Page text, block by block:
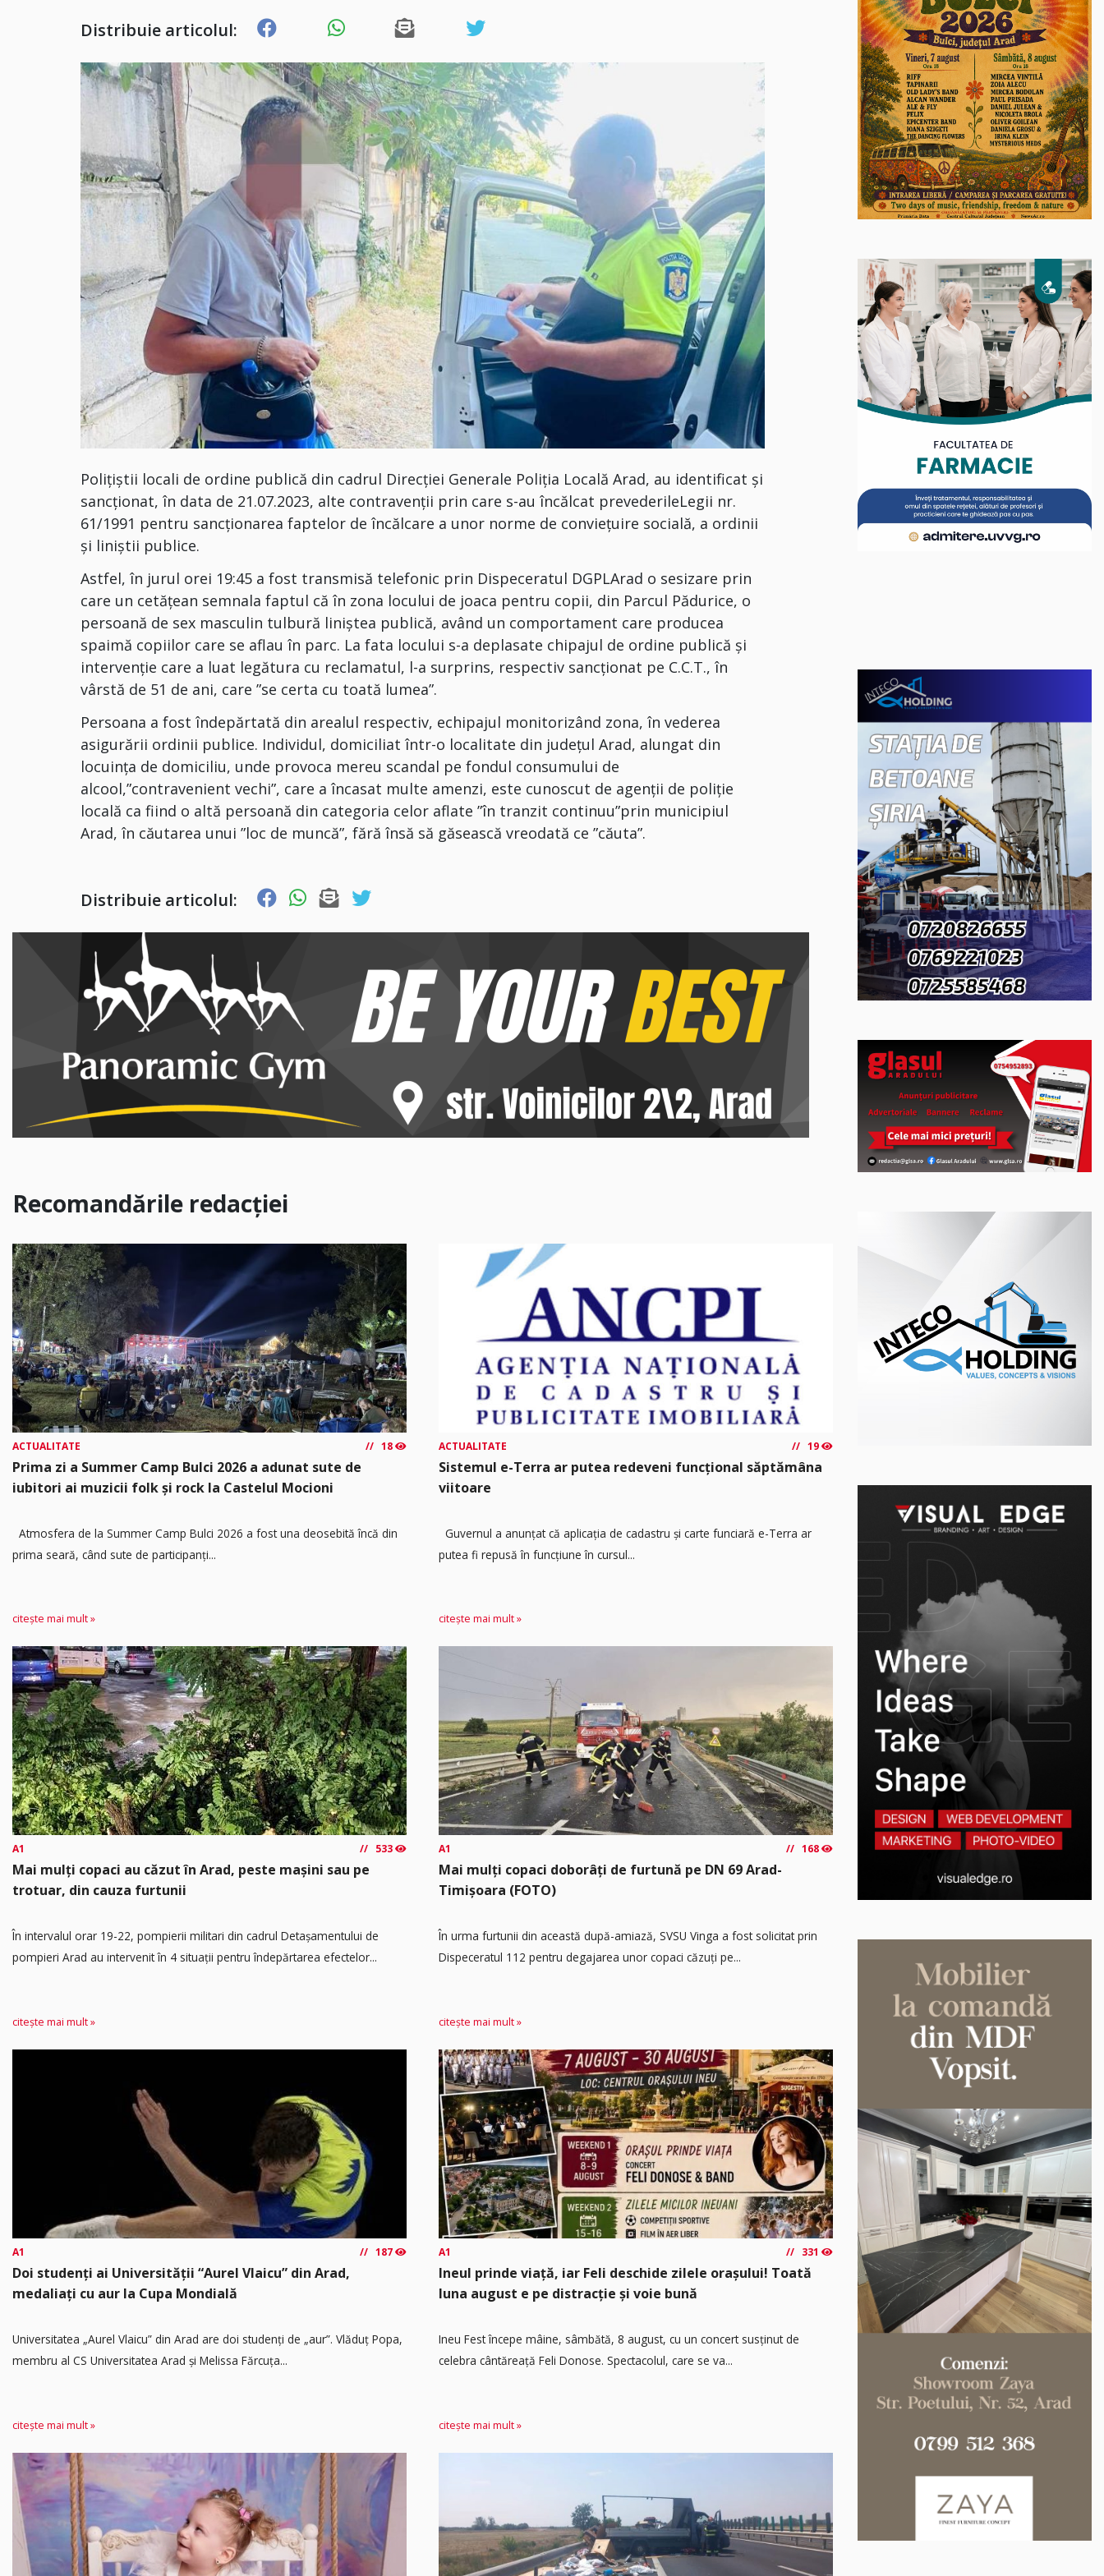
Distribuie articolul:
Polițiștii locali de ordine publică din cadrul Direcției Generale Poliția Locală Arad, au identificat și
sancționat, în data de 21.07.2023, alte contravenții prin care s-au încălcat prevederileLegii nr.
61/1991 pentru sancționarea faptelor de încălcare a unor norme de conviețuire socială, a ordinii
și liniștii publice.
Astfel, în jurul orei 19:45 a fost transmisă telefonic prin Dispeceratul DGPLArad o sesizare prin
care un cetățean semnala faptul că în zona locului de joaca pentru copii, din Parcul Pădurice, o
persoană de sex masculin tulbură liniștea publică, având un comportament care producea
spaimă copiilor care se aflau în parc. La fata locului s-a deplasate chipajul de ordine publică și
intervenție care a luat legătura cu reclamatul, l-a surprins, respectiv sancționat pe C.C.T., în
vârstă de 51 de ani, care ”se certa cu toată lumea”.
Persoana a fost îndepărtată din arealul respectiv, echipajul monitorizând zona, în vederea
asigurării ordinii publice. Individul, domiciliat într-o localitate din județul Arad, alungat din
locuința de domiciliu, unde provoca mereu scandal pe fondul consumului de
alcool,”contravenient vechi”, care a încasat multe amenzi, este cunoscut de agenții de poliție
locală ca fiind o altă persoană din categoria celor aflate ”în tranzit continuu”prin municipiul
Arad, în căutarea unui ”loc de muncă”, fără însă să găsească vreodată ce ”căuta”.
Distribuie articolul:
Recomandările redacției
ACTUALITATE 18
Prima zi a Summer Camp Bulci 2026 a adunat sute de
iubitori ai muzicii folk și rock la Castelul Mocioni
Atmosfera de la Summer Camp Bulci 2026 a fost una deosebită încă din
prima seară, când sute de participanți...
citește mai mult »
ACTUALITATE 19
Sistemul e-Terra ar putea redeveni funcțional săptămâna
viitoare
Guvernul a anunțat că aplicația de cadastru și carte funciară e-Terra ar
putea fi repusă în funcțiune în cursul...
citește mai mult »
A1 533
Mai mulți copaci au căzut în Arad, peste mașini sau pe
trotuar, din cauza furtunii
În intervalul orar 19-22, pompierii militari din cadrul Detașamentului de
pompieri Arad au intervenit în 4 situații pentru îndepărtarea efectelor...
citește mai mult »
A1 168
Mai mulți copaci doborâți de furtună pe DN 69 Arad-
Timișoara (FOTO)
În urma furtunii din această după-amiază, SVSU Vinga a fost solicitat prin
Dispeceratul 112 pentru degajarea unor copaci căzuți pe...
citește mai mult »
A1 187
Doi studenți ai Universității “Aurel Vlaicu” din Arad,
medaliați cu aur la Cupa Mondială
Universitatea „Aurel Vlaicu” din Arad are doi studenți de „aur”. Vlăduț Popa,
membru al CS Universitatea Arad și Melissa Fărcuța...
citește mai mult »
A1 331
Ineul prinde viață, iar Feli deschide zilele orașului! Toată
luna august e pe distracție și voie bună
Ineu Fest începe mâine, sâmbătă, 8 august, cu un concert susținut de
celebra cântăreață Feli Donose. Spectacolul, care se va...
citește mai mult »